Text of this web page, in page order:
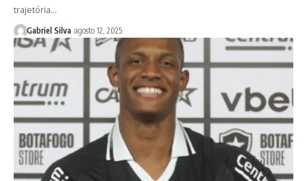
trajetória…
Gabriel Silva agosto 12, 2025